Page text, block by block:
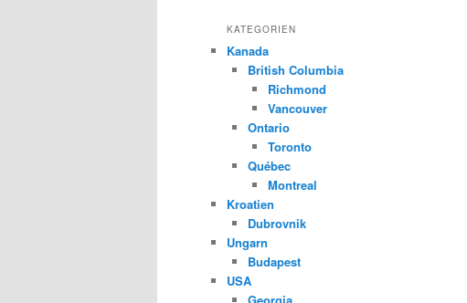
KATEGORIEN
Kanada
British Columbia
Richmond
Vancouver
Ontario
Toronto
Québec
Montreal
Kroatien
Dubrovnik
Ungarn
Budapest
USA